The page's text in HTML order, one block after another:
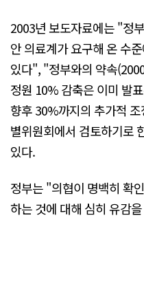
2003년 보도자료에는 "정
안 의료계가 요구해 온 수
있다", "정부와의 약속
정원 10% 감축은 이미 발
향후 30%까지의 추가적
별위원회에서 검토하기로
있다.
정부는 "의협이 명백히 확
하는 것에 대해 심히 유감